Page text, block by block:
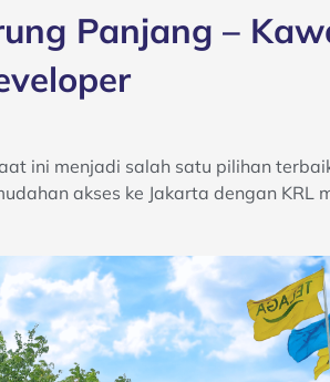
Panjang –
ini menjadi salah satu pilihan
akses ke Jakarta dengan KRL